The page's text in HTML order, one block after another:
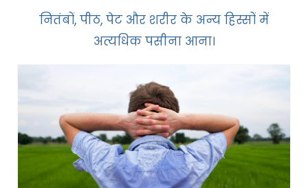
नितंबों, पीठ, पेट और शरीर के अन्य हिस्सों में
अत्यधिक पसीना आना।